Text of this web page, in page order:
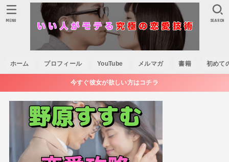
ホーム プロフィール YouTube メルマガ 書籍 初めて
SEARCH
MENU
今すぐ彼女が欲しい方はコチラ